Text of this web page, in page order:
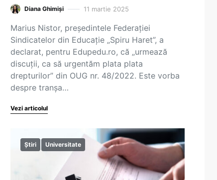
Diana Ghimiși 11 martie 2025
Marius Nistor, președintele Federației
Sindicatelor din Educație „Spiru Haret”, a
declarat, pentru Edupedu.ro, că „urmează
discuții, ca să urgentăm plata plata
drepturilor” din OUG nr. 48/2022. Este vorba
despre tranșa…
Vezi articolul
Știri Universitate